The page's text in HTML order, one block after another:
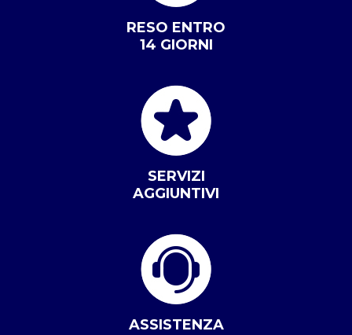
RESO ENTRO
14 GIORNI
SERVIZI
AGGIUNTIVI
ASSISTENZA